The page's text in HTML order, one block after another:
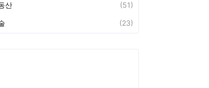
산 (51)
(23)